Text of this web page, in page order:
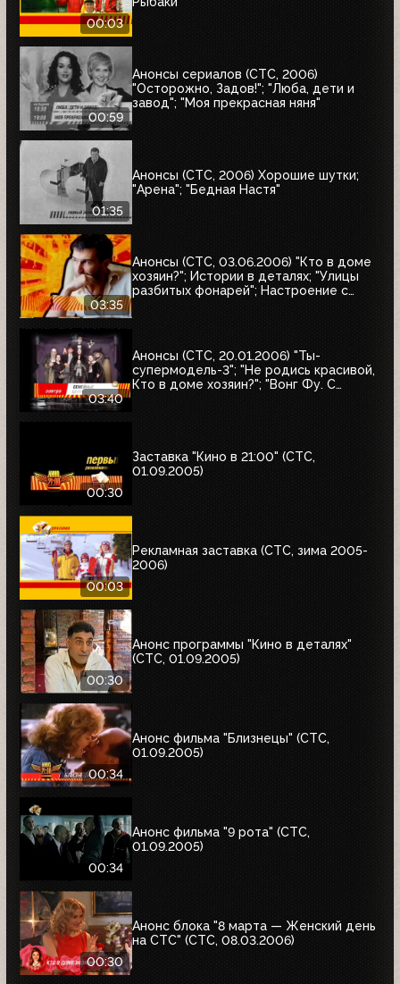
00:03
00:59
Анонсы сериалов (СТС, 2006)
"Осторожно, Задов!"; "Люба, дети и
завод"; "Моя прекрасная няня"
01:35
Анонсы (СТС, 2006) Хорошие шутки;
"Арена"; "Бедная Настя"
03:35
Анонсы (СТС, 03.06.2006) "Кто в доме
хозяин?"; Истории в деталях; "Улицы
разбитых фонарей"; Настроение с
03:40
Анонсы (СТС, 20.01.2006) "Ты-
супермодель-3"; "Не родись красивой,
Кто в доме хозяин?"; "Вонг Фу. С
00:30
Заставка "Кино в 21:00" (СТС,
01.09.2005)
00:03
Рекламная заставка (СТС, зима 2005-
2006)
00:30
Анонс программы "Кино в деталях"
(СТС, 01.09.2005)
00:34
Анонс фильма "Близнецы" (СТС,
01.09.2005)
00:34
Анонс фильма "9 рота" (СТС,
01.09.2005)
00:30
Анонс блока "8 марта — Женский день
на СТС" (СТС, 08.03.2006)